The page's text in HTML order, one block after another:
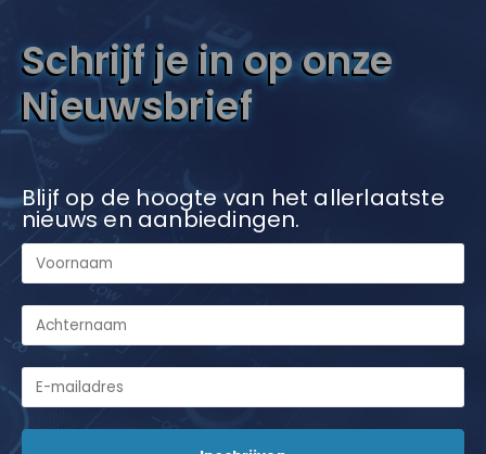
Schrijf je in op onze
Nieuwsbrief
Blijf op de hoogte van het allerlaatste
nieuws en aanbiedingen.